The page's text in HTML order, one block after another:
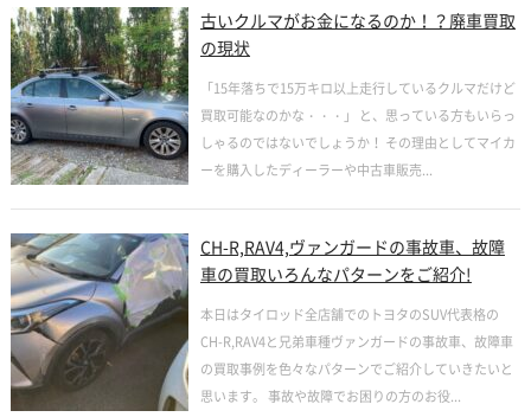
古いクルマがお金になるのか！？廃車買取
の現状
「15年落ちで15万キロ以上走行しているクルマだけど
買取可能なのかな・・・」 と、思っている方もいらっ
しゃるのではないでしょうか！ その理由としてマイカ
ーを購入したディーラーや中古車販売...
CH-R,RAV4,ヴァンガードの事故車、故障
車の買取いろんなパターンをご紹介!
本日はタイロッド全店舗でのトヨタのSUV代表格の
CH-R,RAV4と兄弟車種ヴァンガードの事故車、故障車
の買取事例を色々なパターンでご紹介していきたいと
思います。 事故や故障でお困りの方のお役...